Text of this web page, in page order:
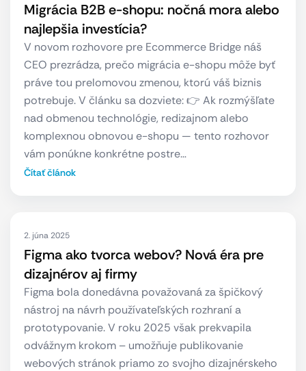
Migrácia B2B e-shopu: nočná mora alebo
najlepšia investícia?
V novom rozhovore pre Ecommerce Bridge náš
CEO prezrádza, prečo migrácia e-shopu môže byť
práve tou prelomovou zmenou, ktorú váš biznis
potrebuje. V článku sa dozviete: 👉 Ak rozmýšľate
nad obmenou technológie, redizajnom alebo
komplexnou obnovou e-shopu — tento rozhovor
vám ponúkne konkrétne postre…
Čítať článok
2. júna 2025
Figma ako tvorca webov? Nová éra pre
dizajnérov aj firmy
Figma bola donedávna považovaná za špičkový
nástroj na návrh používateľských rozhraní a
prototypovanie. V roku 2025 však prekvapila
odvážnym krokom – umožňuje publikovanie
webových stránok priamo zo svojho dizajnérskeho